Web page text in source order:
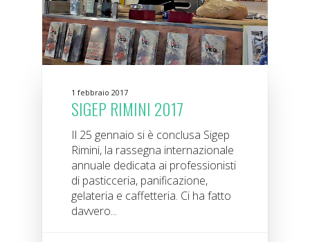
1 febbraio 2017
SIGEP RIMINI 2017
Il 25 gennaio si è conclusa Sigep
Rimini, la rassegna internazionale
annuale dedicata ai professionisti
di pasticceria, panificazione,
gelateria e caffetteria. Ci ha fatto
davvero...